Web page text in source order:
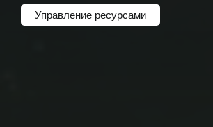
Управление ресурсами